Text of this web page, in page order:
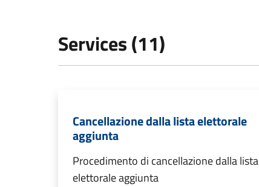
Services (11)
Cancellazione dalla lista elettorale
aggiunta
Procedimento di cancellazione dalla lista
elettorale aggiunta